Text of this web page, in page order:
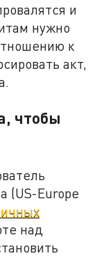
и
нужно
к
акт,
чтобы
(US-Europe
над